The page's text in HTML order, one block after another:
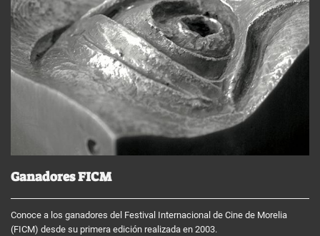
Ganadores FICM
Conoce a los ganadores del Festival Internacional de Cine de Morelia
(FICM) desde su primera edición realizada en 2003.